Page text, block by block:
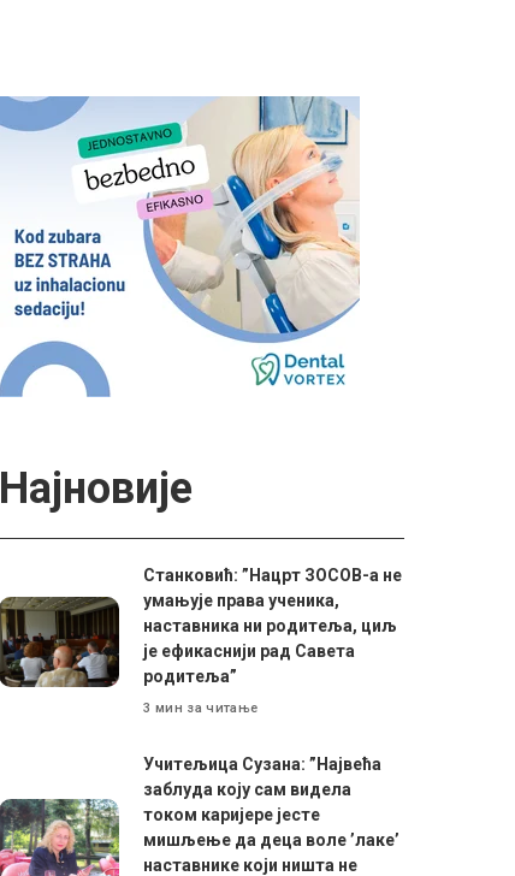
Најновије
Станковић: ”Нацрт ЗОСОВ-а не
умањује права ученика,
наставника ни родитеља, циљ
је ефикаснији рад Савета
родитеља”
3 мин за читање
Учитељица Сузана: ”Највећа
заблуда коју сам видела
током каријере јесте
мишљење да деца воле ’лаке’
наставнике који ништа не